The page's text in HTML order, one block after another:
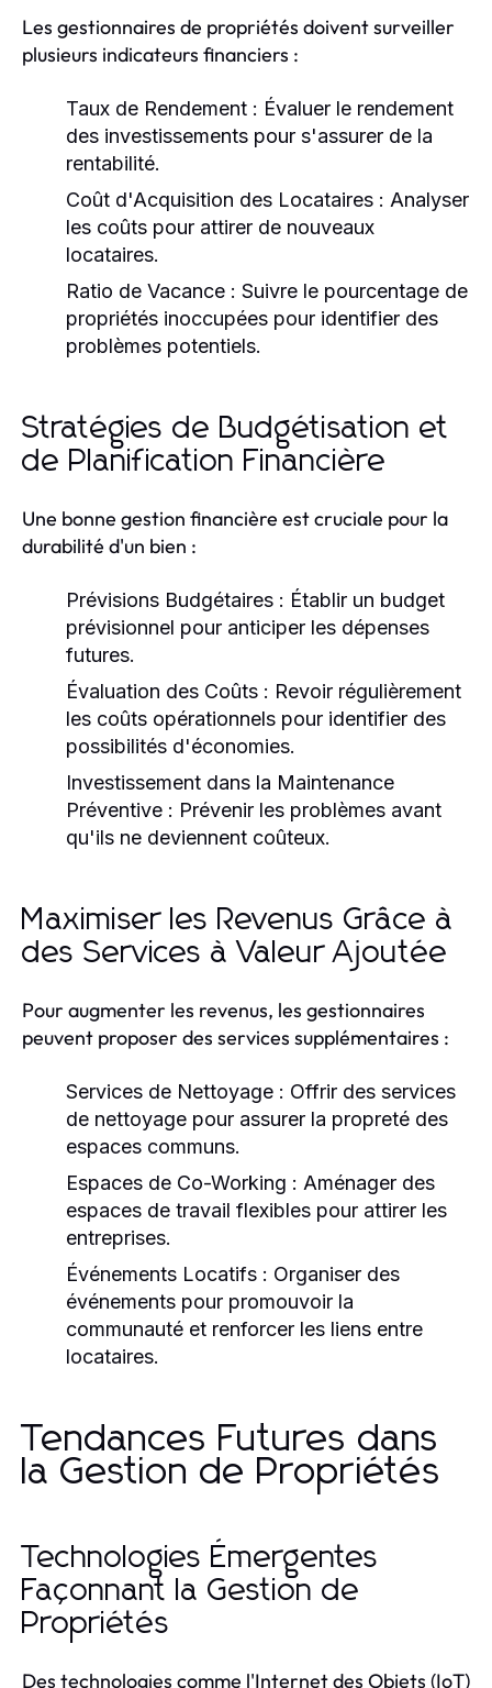
Les gestionnaires de propriétés doivent surveiller
plusieurs indicateurs financiers :
Taux de Rendement : Évaluer le rendement
des investissements pour s'assurer de la
rentabilité.
Coût d'Acquisition des Locataires : Analyser
les coûts pour attirer de nouveaux
locataires.
Ratio de Vacance : Suivre le pourcentage de
propriétés inoccupées pour identifier des
problèmes potentiels.
Stratégies de Budgétisation et
de Planification Financière
Une bonne gestion financière est cruciale pour la
durabilité d'un bien :
Prévisions Budgétaires : Établir un budget
prévisionnel pour anticiper les dépenses
futures.
Évaluation des Coûts : Revoir régulièrement
les coûts opérationnels pour identifier des
possibilités d'économies.
Investissement dans la Maintenance
Préventive : Prévenir les problèmes avant
qu'ils ne deviennent coûteux.
Maximiser les Revenus Grâce à
des Services à Valeur Ajoutée
Pour augmenter les revenus, les gestionnaires
peuvent proposer des services supplémentaires :
Services de Nettoyage : Offrir des services
de nettoyage pour assurer la propreté des
espaces communs.
Espaces de Co-Working : Aménager des
espaces de travail flexibles pour attirer les
entreprises.
Événements Locatifs : Organiser des
événements pour promouvoir la
communauté et renforcer les liens entre
locataires.
Tendances Futures dans
la Gestion de Propriétés
Technologies Émergentes
Façonnant la Gestion de
Propriétés
Des technologies comme l'Internet des Objets (IoT)